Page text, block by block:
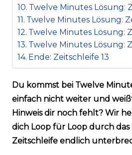
Twelve Minutes Lösung:
Twelve Minutes Lösung:
Twelve Minutes Lösung:
Twelve Minutes Lösung:
Ende: Zeitschleife 13
Du kommst bei Twelve
einfach nicht weiter und
Hinweis dir noch fehlt? Wir
dich Loop für Loop durch das
Zeitschleife endlich